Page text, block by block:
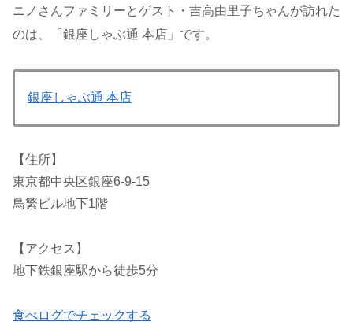
ニノさんファミリーとゲスト・吉高由里子ちゃんが訪れた
のは、「銀座しゃぶ通 本店」です。
銀座しゃぶ通 本店
【住所】
東京都中央区銀座6-9-15
鳥繁ビル地下1階
【アクセス】
地下鉄銀座駅から徒歩5分
食べログでチェックする